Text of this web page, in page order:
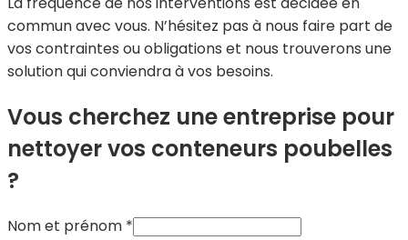
commun avec vous. N’hésitez pas à nous faire part de
vos contraintes ou obligations et nous trouverons une
solution qui conviendra à vos besoins.
Vous cherchez une entreprise pour
nettoyer vos conteneurs poubelles
?
Nom et prénom *